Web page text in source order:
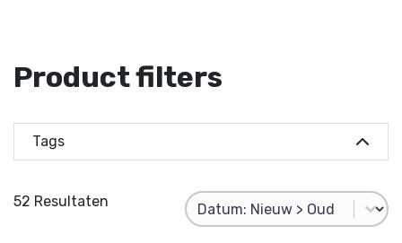
Product filters
Tags
haakpatronen
52 Resultaten Product Sorting
Sort content